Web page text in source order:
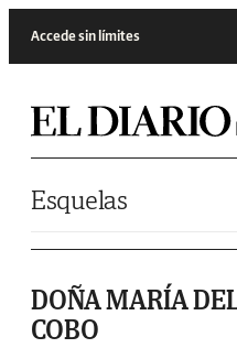
Accede sin límites
Esquelas
DOÑA MARÍA
COBO